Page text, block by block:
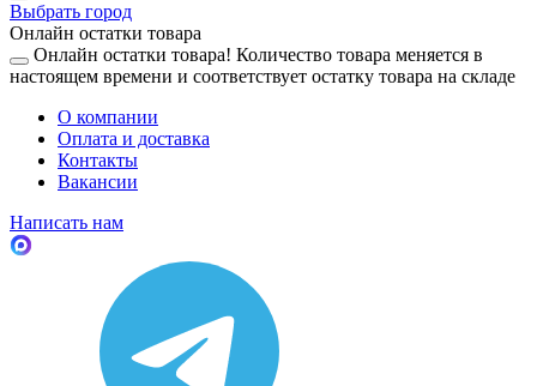
Выбрать город
Онлайн остатки товара
Онлайн остатки товара! Количество товара меняется в
настоящем времени и соответствует остатку товара на складе
О компании
Оплата и доставка
Контакты
Вакансии
Написать нам